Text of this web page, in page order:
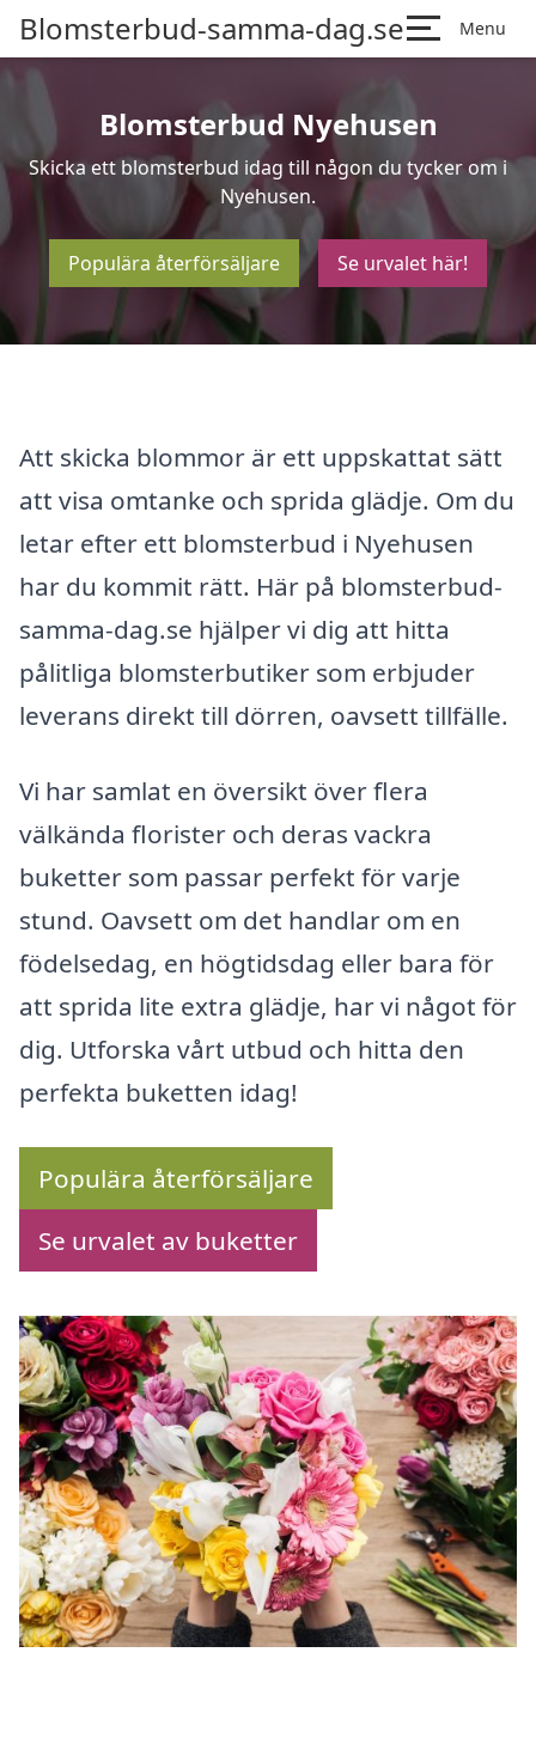
Blomsterbud-samma-dag.se Menu
Blomsterbud Nyehusen
Skicka ett blomsterbud idag till någon du tycker om i
Nyehusen.
Populära återförsäljare Se urvalet här!
Att skicka blommor är ett uppskattat sätt
att visa omtanke och sprida glädje. Om du
letar efter ett blomsterbud i Nyehusen
har du kommit rätt. Här på blomsterbud-
samma-dag.se hjälper vi dig att hitta
pålitliga blomsterbutiker som erbjuder
leverans direkt till dörren, oavsett tillfälle.
Vi har samlat en översikt över flera
välkända florister och deras vackra
buketter som passar perfekt för varje
stund. Oavsett om det handlar om en
födelsedag, en högtidsdag eller bara för
att sprida lite extra glädje, har vi något för
dig. Utforska vårt utbud och hitta den
perfekta buketten idag!
Populära återförsäljare
Se urvalet av buketter